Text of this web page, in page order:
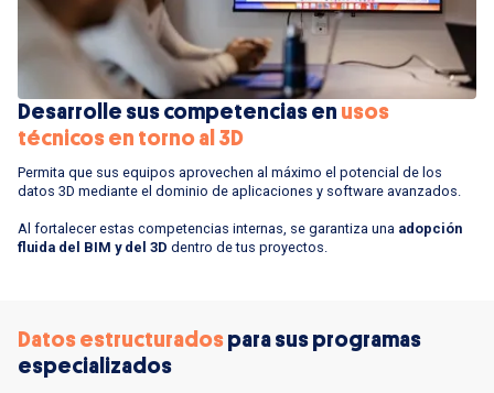
Desarrolle sus competencias en usos
técnicos en torno al 3D
Permita que sus equipos aprovechen al máximo el potencial de los
datos 3D mediante el dominio de aplicaciones y software avanzados.
Al fortalecer estas competencias internas, se garantiza una adopción
fluida del BIM y del 3D dentro de tus proyectos.
Datos estructuradospara sus programas
especializados